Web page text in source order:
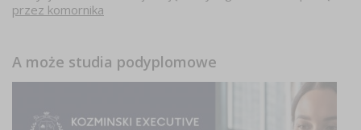
przez komornika
A może studia podyplomowe